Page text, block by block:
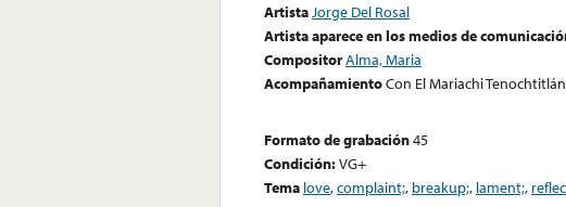
ArtistaJorge Del Rosal
Artista aparece en los medios de
CompositorAlma, Maria
AcompañamientoCon El Mariachi
Formato de grabación45
Condición:VG+
Tema love,complaint;, breakup;, lament;,